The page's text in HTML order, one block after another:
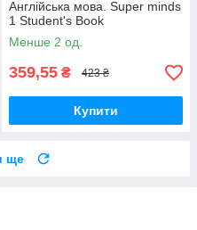
Англійська мова. Super minds
1 Student's Book
Менше 2 од.
359,55 ₴ 423 ₴
Купити
ще